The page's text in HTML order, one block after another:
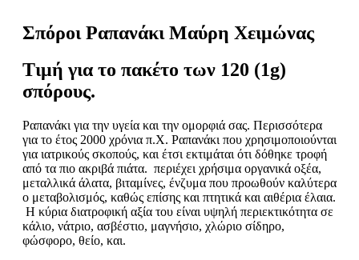
Σπόροι Ραπανάκι Μαύρη Χειμώνας
Τιμή για το πακέτο των 120 (1g)
σπόρους.
Ραπανάκι για την υγεία και την ομορφιά σας. Περισσότερα
για το έτος 2000 χρόνια π.Χ. Ραπανάκι που χρησιμοποιούνται
για ιατρικούς σκοπούς, και έτσι εκτιμάται ότι δόθηκε τροφή
από τα πιο ακριβά πιάτα. περιέχει χρήσιμα οργανικά οξέα,
μεταλλικά άλατα, βιταμίνες, ένζυμα που προωθούν καλύτερα
ο μεταβολισμός, καθώς επίσης και πτητικά και αιθέρια έλαια.
Η κύρια διατροφική αξία του είναι υψηλή περιεκτικότητα σε
κάλιο, νάτριο, ασβέστιο, μαγνήσιο, χλώριο σίδηρο,
φώσφορο, θείο, και.